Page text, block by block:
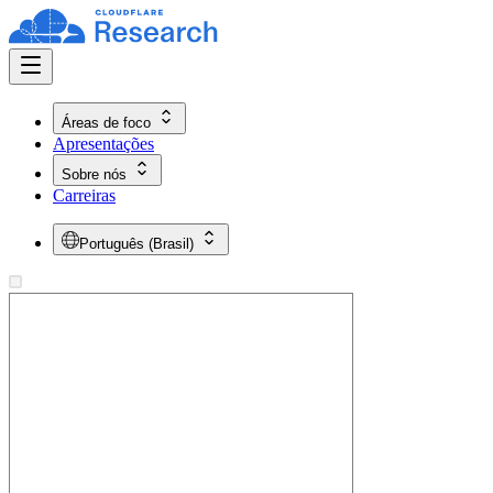
Áreas de foco
Apresentações
Sobre nós
Carreiras
Português (Brasil)